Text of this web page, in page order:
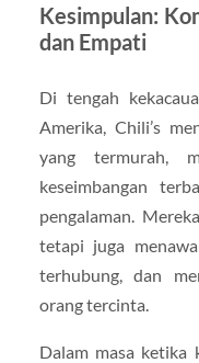
Kesimpulan:
dan Empati
Di tengah
Amerika, Chili’s
yang termurah,
keseimbangan
pengalaman.
tetapi juga
terhubung, dan
orang tercinta.
Dalam masa ketika